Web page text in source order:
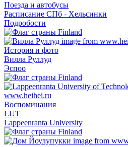
Поезда и автобусы
Расписание СПб - Хельсинки
Подробости
История и фото
Вилла Руллуд
Эспоо
Воспоминания
LUT
Lappeenranta University